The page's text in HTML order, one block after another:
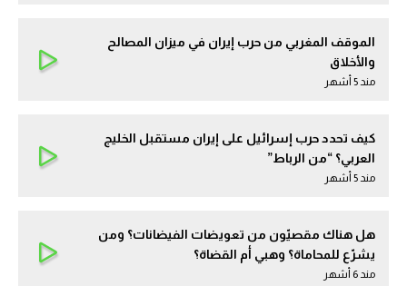
الموقف المغربي من حرب إيران في ميزان المصالح
والأخلاق
مند 5 أشهر
كيف تحدد حرب إسرائيل على إيران مستقبل الخليج
العربي؟ “من الرباط”
مند 5 أشهر
هل هناك مقصيّون من تعويضات الفيضانات؟ ومن
يشرّع للمحاماة؟ وهبي أم القضاة؟
مند 6 أشهر